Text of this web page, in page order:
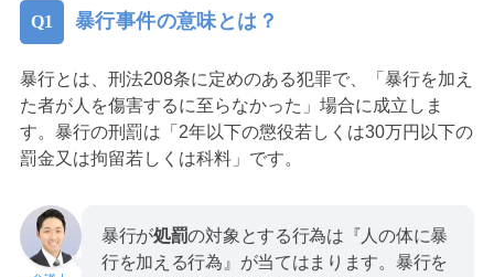
暴行事件の意味とは？
暴行とは、刑法208条に定めのある犯罪で、「暴行を加え
た者が人を傷害するに至らなかった」場合に成立しま
す。暴行の刑罰は「2年以下の懲役若しくは30万円以下の
罰金又は拘留若しくは科料」です。
暴行が処罰の対象とする行為は『人の体に暴
行を加える行為』が当てはまります。暴行を